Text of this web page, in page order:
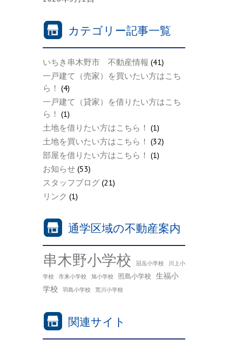
カテゴリー記事一覧
いちき串木野市 不動産情報 (41)
一戸建て（売家）を買いたい方はこち
ら！ (4)
一戸建て（貸家）を借りたい方はこち
ら！ (1)
土地を借りたい方はこちら！ (1)
土地を買いたい方はこちら！ (32)
部屋を借りたい方はこちら！ (1)
お知らせ (53)
スタッフブログ (21)
リンク (1)
通学区域の不動産案内
串木野小学校 冠岳小学校
川上小
学校
市来小学校 旭小学校 照島小学校 生福小
学校
羽島小学校 荒川小学校
関連サイト